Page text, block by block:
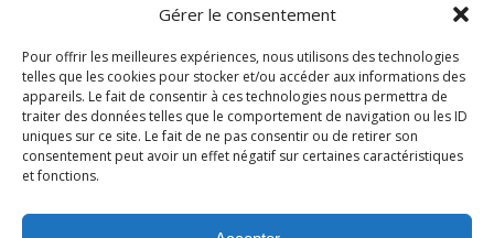
Gérer le consentement
Pour offrir les meilleures expériences, nous utilisons des technologies
telles que les cookies pour stocker et/ou accéder aux informations des
appareils. Le fait de consentir à ces technologies nous permettra de
traiter des données telles que le comportement de navigation ou les ID
uniques sur ce site. Le fait de ne pas consentir ou de retirer son
consentement peut avoir un effet négatif sur certaines caractéristiques
et fonctions.